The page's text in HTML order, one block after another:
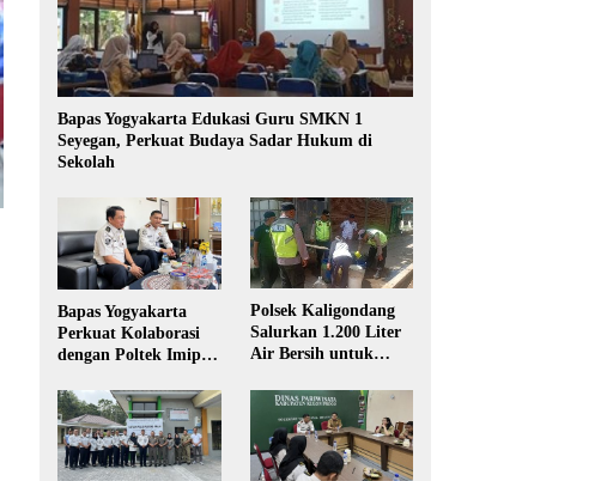
Bapas Yogyakarta Edukasi Guru SMKN 1
Seyegan, Perkuat Budaya Sadar Hukum di
Sekolah
Bapas Yogyakarta
Perkuat Kolaborasi
dengan Poltek Imipas,
Magang Taruna
Polsek Kaligondang
Salurkan 1.200 Liter
Air Bersih untuk
Kekeringan di
Purbalingga